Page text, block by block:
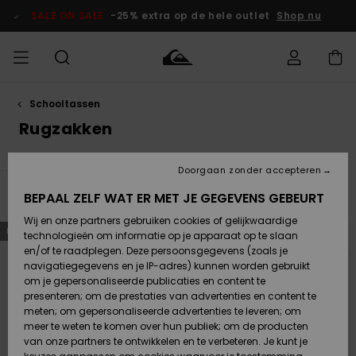
producten
selectie
SALE ON SALE -25% extra op de hele outlet Shop nu
HEREN
Accessoires
Schoenen &
Slippers
Surf /
Water
JONGENS
Accessoires
Schoenen &
Slippers
Surf /
Water
DAMES
Highlights
Snow
SURF
Surf Shop
Highlights
Community
SNOW
Snow Shop
Dames
Snow Shop
Highlights
SALE ON
SALE
Kinderen
VROUW
OUTLET
Retouren
Betaling
Giftcard
Quiksilver
Freedom
Schooltassen
Rugzakken
Filteren en Sorteren 12Resultaten
Overslaan
naar
zoekfiltercriteria
Ga
naar
sorteren
NIEUW NIEUW
BEPAAL ZELF WAT ER MET JE GEGEVENS GEBEURT
Wij en onze partners gebruiken cookies of gelijkwaardige
technologieën om informatie op je apparaat op te slaan
en/of te raadplegen. Deze persoonsgegevens (zoals je
navigatiegegevens en je IP-adres) kunnen worden gebruikt
om je gepersonaliseerde publicaties en content te
presenteren; om de prestaties van advertenties en content te
meten; om gepersonaliseerde advertenties te leveren; om
meer te weten te komen over hun publiek; om de producten
van onze partners te ontwikkelen en te verbeteren. Je kunt je
Doorgaan zonder accepteren